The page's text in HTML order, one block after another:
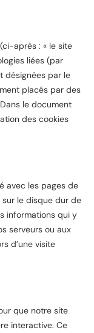
(ci-après : « le site
liées (par
désignées par le
placés par des
le document
des cookies
avec les pages de
le disque dur de
informations qui y
serveurs ou aux
d’une visite
que notre site
interactive. Ce